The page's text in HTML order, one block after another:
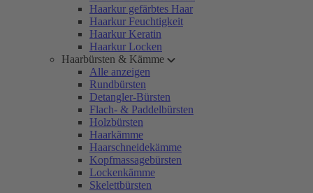
Haarkur gefärbtes Haar
Haarkur Feuchtigkeit
Haarkur Keratin
Haarkur Locken
Haarbürsten & Kämme
Alle anzeigen
Rundbürsten
Detangler-Bürsten
Flach- & Paddelbürsten
Holzbürsten
Haarkämme
Haarschneidekämme
Kopfmassagebürsten
Lockenkämme
Skelettbürsten